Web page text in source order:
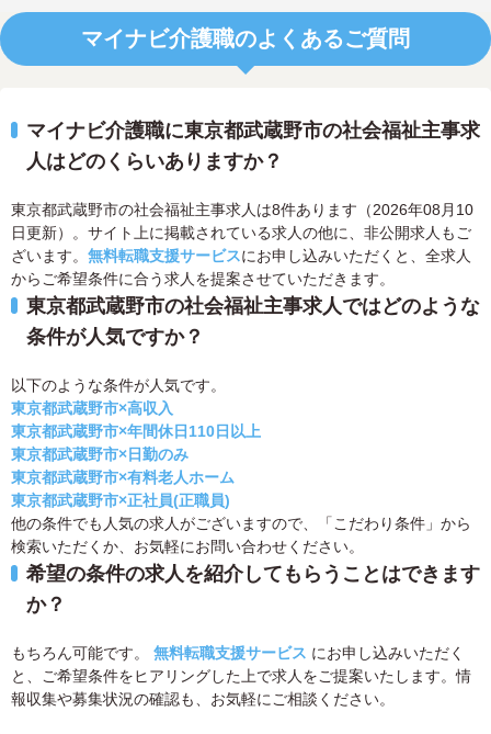
マイナビ介護職のよくあるご質問
マイナビ介護職に東京都武蔵野市の社会福祉主事求
人はどのくらいありますか？
東京都武蔵野市の社会福祉主事求人は8件あります（2026年08月10
日更新）。サイト上に掲載されている求人の他に、非公開求人もご
ざいます。 無料転職支援サービスにお申し込みいただくと、全求人
からご希望条件に合う求人を提案させていただきます。
東京都武蔵野市の社会福祉主事求人ではどのような
条件が人気ですか？
以下のような条件が人気です。
東京都武蔵野市×高収入
東京都武蔵野市×年間休日110日以上
東京都武蔵野市×日勤のみ
東京都武蔵野市×有料老人ホーム
東京都武蔵野市×正社員(正職員)
他の条件でも人気の求人がございますので、「こだわり条件」から
検索いただくか、お気軽にお問い合わせください。
希望の条件の求人を紹介してもらうことはできます
か？
もちろん可能です。 無料転職支援サービス にお申し込みいただく
と、ご希望条件をヒアリングした上で求人をご提案いたします。情
報収集や募集状況の確認も、お気軽にご相談ください。